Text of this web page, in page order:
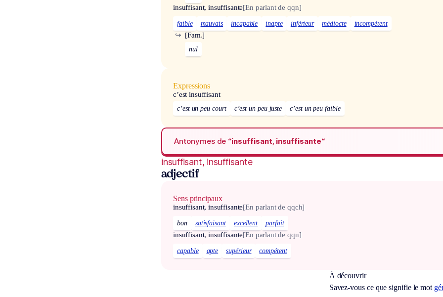
insuffisant, insuffisante[En parlant de qqn]
faible mauvais incapable inapte inférieur médiocre incompétent
[Fam.]
↪
nul
Expressions
c’est insuffisant
c’est un peu court c’est un peu juste c’est un peu faible
Antonymes de “insuffisant, insuffisante“
insuffisant, insuffisante
adjectif
Sens principaux
insuffisant, insuffisante[En parlant de qqch]
bon satisfaisant excellent parfait
insuffisant, insuffisante[En parlant de qqn]
capable apte supérieur compétent
À découvrir
Savez-vous ce que signifie le mot